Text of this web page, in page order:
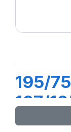
195/
107/
VAN